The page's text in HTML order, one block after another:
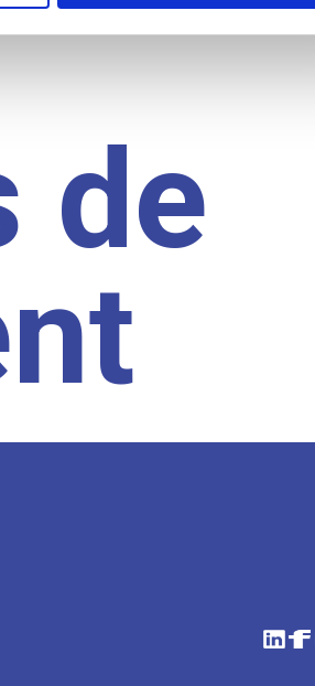
de